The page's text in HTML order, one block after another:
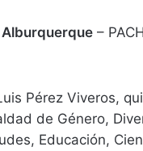
–
Pérez Viveros,
de Género,
Educación,